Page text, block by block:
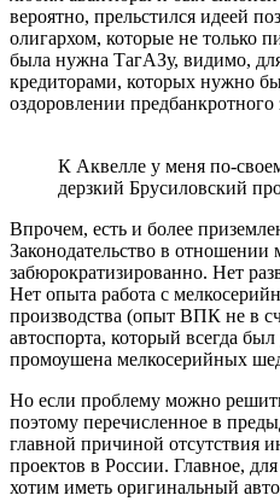
вероятно, прельстился идеей
олигархом, которые не только
была нужна ТагАЗу, видимо,
кредиторами, которых нужно
оздоровлении предбанкротного
К Аквелле у меня по-
дерзкий Брусиловский
Впрочем, есть и более
Законодательство в
забюрократизированно. Нет
Нет опыта работа с
производства (опыт ВПК не в
автоспорта, который всегда
промоушена мелкосерийных
Но если проблему можно
поэтому перечисленное в
главной причиной отсутствия
проектов в России. Главное,
хотим иметь оригинальный